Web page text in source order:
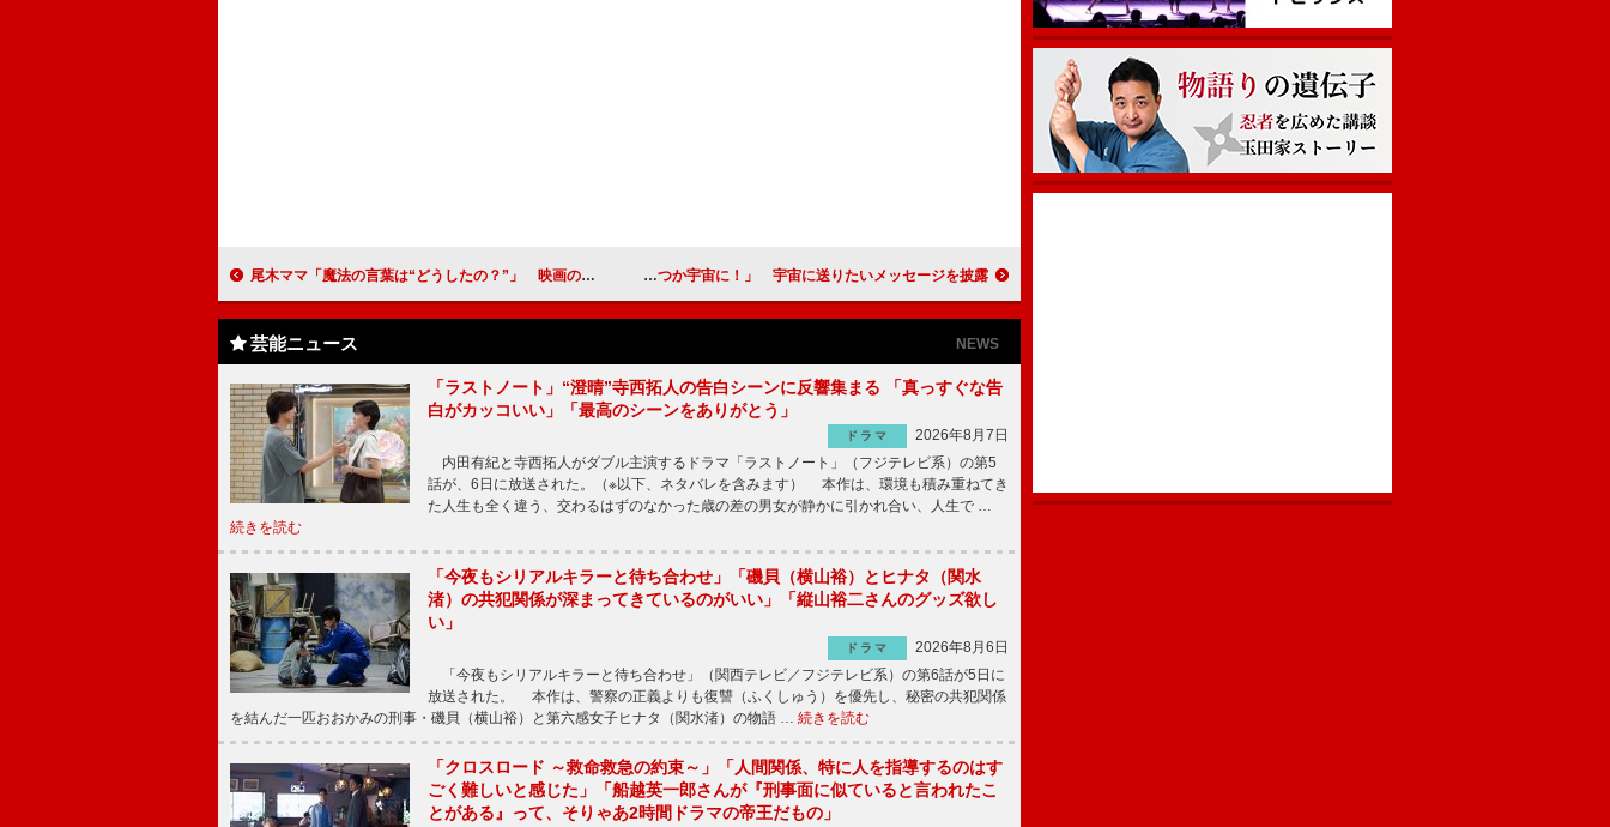
尾木ママ「魔法の言葉は“どうしたの？”」 映画のトークショーで、石田純一「子供が欲しい」 南明奈、「すてきな星の王子さまと、いつか宇宙に！」 宇宙に送りたいメッセージを披露
芸能ニュース NEWS
「ラストノート」“澄晴”寺西拓人の告白シーンに反響集まる 「真っすぐな告
白がカッコいい」「最高のシーンをありがとう」
ドラマ
2026年8月7日
内田有紀と寺西拓人がダブル主演するドラマ「ラストノート」（フジテレビ系）の第5
話が、6日に放送された。（※以下、ネタバレを含みます） 本作は、環境も積み重ねてき
た人生も全く違う、交わるはずのなかった歳の差の男女が静かに引かれ合い、人生で …
続きを読む
「今夜もシリアルキラーと待ち合わせ」「磯貝（横山裕）とヒナタ（関水
渚）の共犯関係が深まってきているのがいい」「縦山裕二さんのグッズ欲し
い」
ドラマ
2026年8月6日
「今夜もシリアルキラーと待ち合わせ」（関西テレビ／フジテレビ系）の第6話が5日に
放送された。 本作は、警察の正義よりも復讐（ふくしゅう）を優先し、秘密の共犯関係
を結んだ一匹おおかみの刑事・磯貝（横山裕）と第六感女子ヒナタ（関水渚）の物語 … 続きを読む
「クロスロード ～救命救急の約束～」「人間関係、特に人を指導するのはす
ごく難しいと感じた」「船越英一郎さんが『刑事面に似ていると言われたこ
とがある』って、そりゃあ2時間ドラマの帝王だもの」